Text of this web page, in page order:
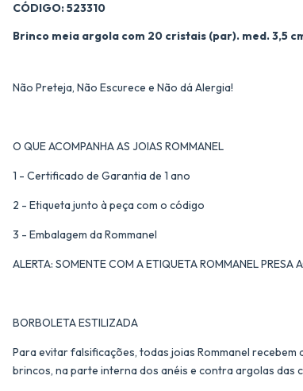
CÓDIGO: 523310
Brinco meia argola com 20 cristais (par). med. 3,5
Não Preteja, Não Escurece e Não dá Alergia!
O QUE ACOMPANHA AS JOIAS ROMMANEL
1 - Certificado de Garantia de 1 ano
2 - Etiqueta junto à peça com o código
3 - Embalagem da Rommanel
ALERTA: SOMENTE COM A ETIQUETA ROMMANEL PRESA
BORBOLETA ESTILIZADA
Para evitar falsificações, todas joias Rommanel
brincos, na parte interna dos anéis e contra argolas das